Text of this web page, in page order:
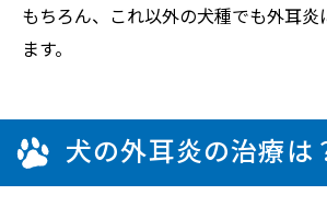
もちろん、これ以外の犬種でも外耳炎
ます。
犬の外耳炎の治療は